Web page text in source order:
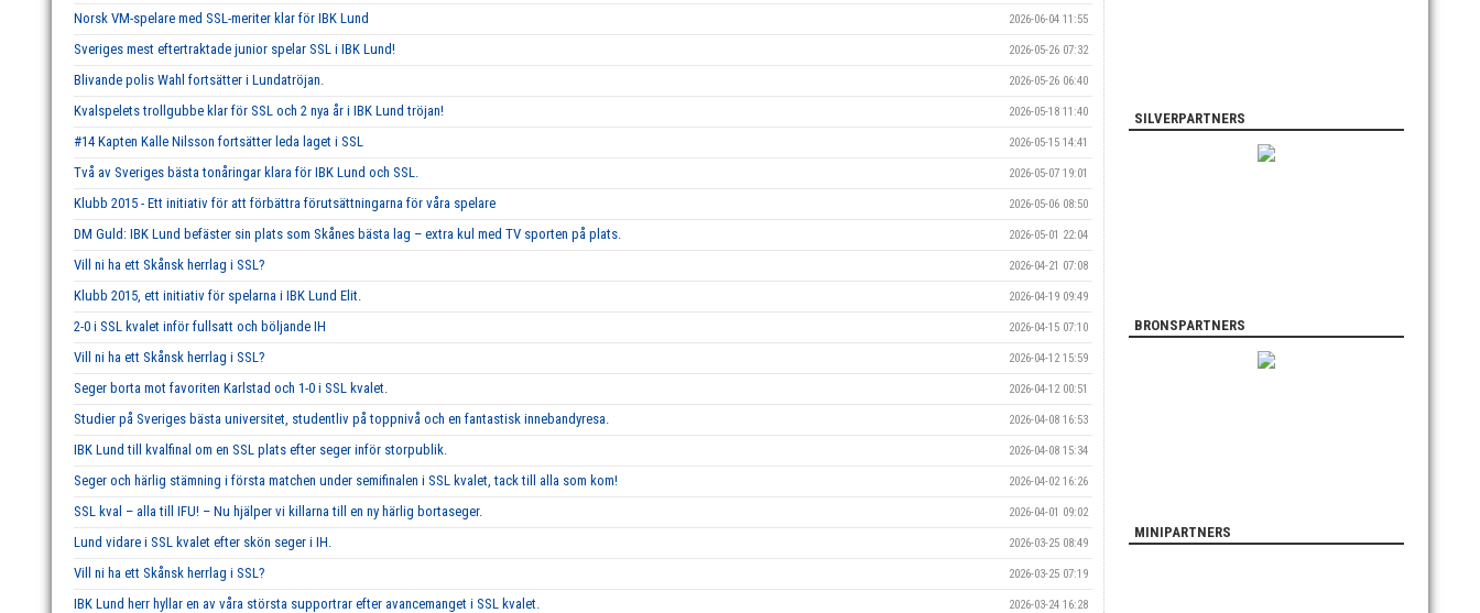
Norsk VM-spelare med SSL-meriter klar för IBK Lund 2026-06-04 11:55
Sveriges mest eftertraktade junior spelar SSL i IBK Lund! 2026-05-26 07:32
Blivande polis Wahl fortsätter i Lundatröjan. 2026-05-26 06:40
Kvalspelets trollgubbe klar för SSL och 2 nya år i IBK Lund tröjan! 2026-05-18 11:40
#14 Kapten Kalle Nilsson fortsätter leda laget i SSL 2026-05-15 14:41
Två av Sveriges bästa tonåringar klara för IBK Lund och SSL. 2026-05-07 19:01
Klubb 2015 - Ett initiativ för att förbättra förutsättningarna för våra spelare 2026-05-06 08:50
DM Guld: IBK Lund befäster sin plats som Skånes bästa lag – extra kul med TV sporten på plats. 2026-05-01 22:04
Vill ni ha ett Skånsk herrlag i SSL? 2026-04-21 07:08
Klubb 2015, ett initiativ för spelarna i IBK Lund Elit. 2026-04-19 09:49
2-0 i SSL kvalet inför fullsatt och böljande IH 2026-04-15 07:10
Vill ni ha ett Skånsk herrlag i SSL? 2026-04-12 15:59
Seger borta mot favoriten Karlstad och 1-0 i SSL kvalet. 2026-04-12 00:51
Studier på Sveriges bästa universitet, studentliv på toppnivå och en fantastisk innebandyresa. 2026-04-08 16:53
IBK Lund till kvalfinal om en SSL plats efter seger inför storpublik. 2026-04-08 15:34
Seger och härlig stämning i första matchen under semifinalen i SSL kvalet, tack till alla som kom! 2026-04-02 16:26
SSL kval – alla till IFU! – Nu hjälper vi killarna till en ny härlig bortaseger. 2026-04-01 09:02
Lund vidare i SSL kvalet efter skön seger i IH. 2026-03-25 08:49
Vill ni ha ett Skånsk herrlag i SSL? 2026-03-25 07:19
IBK Lund herr hyllar en av våra största supportrar efter avancemanget i SSL kvalet. 2026-03-24 16:28
SILVERPARTNERS
BRONSPARTNERS
MINIPARTNERS